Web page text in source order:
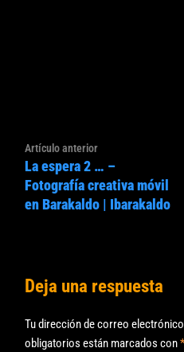
Navegación
de
entradas
Artículo anteriorArtículo
anterior:
La espera 2 … –
Fotografía creativa móvil
en Barakaldo | Ibarakaldo
Deja una respuesta
Tu dirección de correo
obligatorios están marcados con